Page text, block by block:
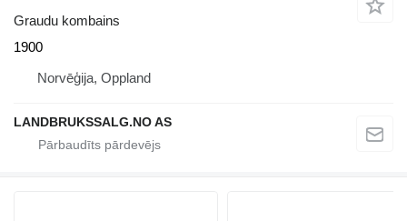
Graudu kombains
1900
Norvēģija, Oppland
LANDBRUKSSALG.NO AS